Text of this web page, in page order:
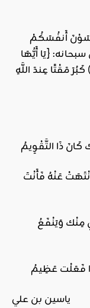
أَنفُسَكُمْ
{يَا أَيُّهَا
آمَنُوا لِمَ تَقُولُونَ مَا لَا تَفْعَلُونَ (2) كَبُرَ مَقْتًا عِندَ اللَّهِ
كَانَ ذَا التَّقْوِيمُ
عَنْهُ فَأَنْتَ
مِنْك وَيَنْفَعُ
فَعَلْت عَظِيمُ
ياسين بن علي